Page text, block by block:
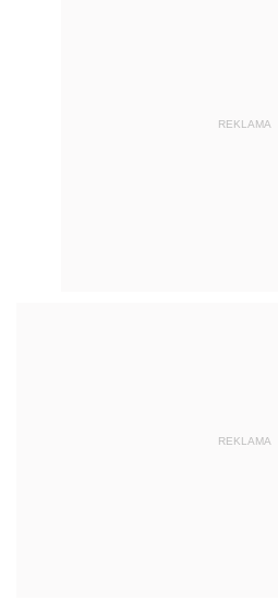
REKLAMA
REKLAMA